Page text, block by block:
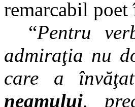
remarcabil
“Pentru
admiraţia nu
care a
neamului,